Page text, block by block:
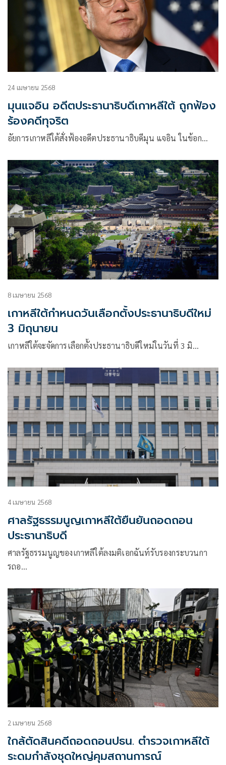
24 เมษายน 2568
มุนแจอิน อดีตประธานาธิบดีเกาหลีใต้ ถูกฟ้อง
ร้องคดีทุจริต
อัยการเกาหลีใต้สั่งฟ้องอดีตประธานาธิบดีมุน แจอิน ในข้อก…
8 เมษายน 2568
เกาหลีใต้กำหนดวันเลือกตั้งประธานาธิบดีใหม่
3 มิถุนายน
เกาหลีใต้จะจัดการเลือกตั้งประธานาธิบดีใหม่ในวันที่ 3 มิ…
4 เมษายน 2568
ศาลรัฐธรรมนูญเกาหลีใต้ยืนยันถอดถอน
ประธานาธิบดี
ศาลรัฐธรรมนูญของเกาหลีใต้ลงมติเอกฉันท์รับรองกระบวนกา
รถอ…
2 เมษายน 2568
ใกล้ตัดสินคดีถอดถอนปธน. ตำรวจเกาหลีใต้
ระดมกำลังชุดใหญ่คุมสถานการณ์